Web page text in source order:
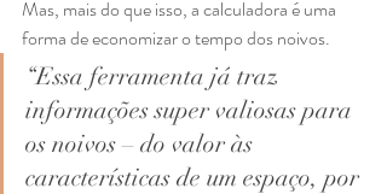
Mas, mais do que isso, a calculadora é uma
forma de economizar o tempo dos noivos.
“Essa ferramenta já traz
informações super valiosas para
os noivos – do valor às
características de um espaço, por